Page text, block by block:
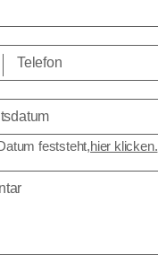
feststeht,hier klicken.